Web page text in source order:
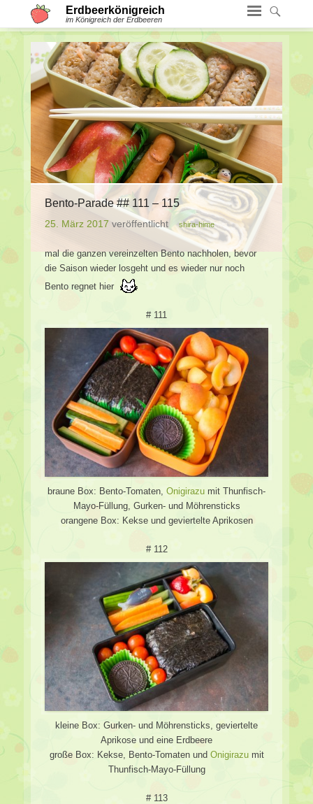
Erdbeerkönigreich
im Königreich der Erdbeeren
Bento-Parade ## 111 – 115
25. März 2017 veröffentlicht shira-hime
mal die ganzen vereinzelten Bento nachholen, bevor
die Saison wieder losgeht und es wieder nur noch
Bento regnet hier
# 111
braune Box: Bento-Tomaten, Onigirazu mit Thunfisch-
Mayo-Füllung, Gurken- und Möhrensticks
orangene Box: Kekse und geviertelte Aprikosen
# 112
kleine Box: Gurken- und Möhrensticks, geviertelte
Aprikose und eine Erdbeere
große Box: Kekse, Bento-Tomaten und Onigirazumit
Thunfisch-Mayo-Füllung
# 113